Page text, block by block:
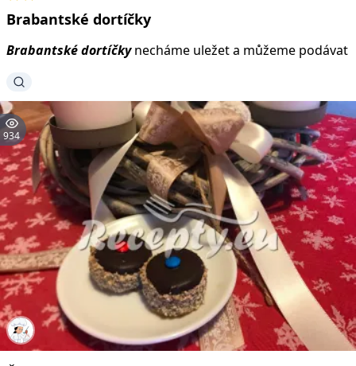
Brabantské dortíčky
Brabantskédortíčkynecháme uležet a můžeme podávat
934